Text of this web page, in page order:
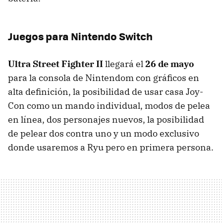
Juegos para Nintendo Switch
Ultra Street Fighter IIllegará el26 de mayo
para la consola de Nintendom con gráficos en
alta definición, la posibilidad de usar casa Joy-
Con como un mando individual, modos de pelea
en línea, dos personajes nuevos, la posibilidad
de pelear dos contra uno y un modo exclusivo
donde usaremos a Ryu pero en primera persona.